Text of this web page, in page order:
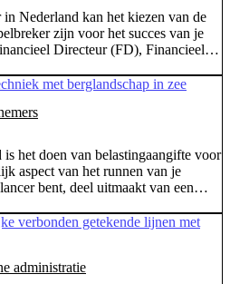
Nederland kan het kiezen van de
zijn voor het succes van je
Directeur (FD), Financieel
CFO, hoe weet je wat het beste bij
van deze rollen en hun
het doen van belastingaangifte voor
aspect van het runnen van je
bent, deel uitmaakt van een
(MKB) met een aanzienlijk
multinational leidt, de complexiteit
varieert sterk. De
administratie